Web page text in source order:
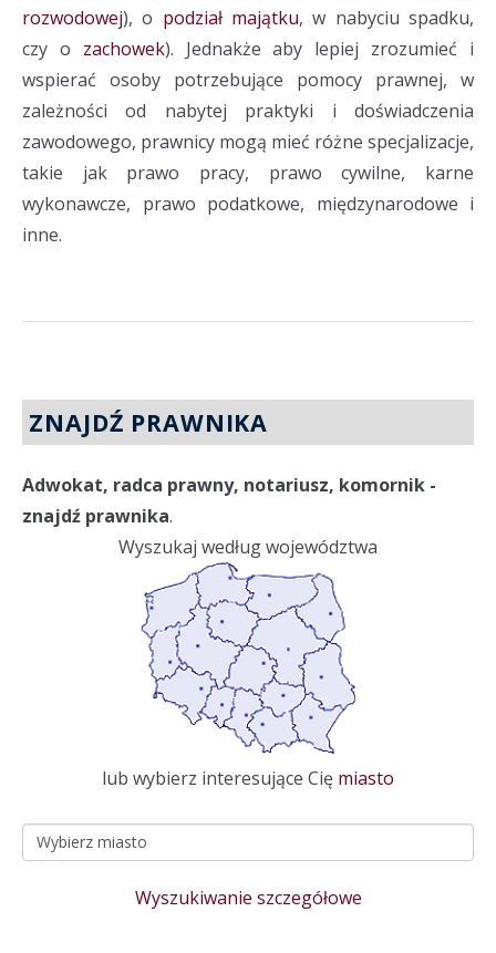
rozwodowej), o podział majątku, w nabyciu spadku,
czy o zachowek). Jednakże aby lepiej zrozumieć i
wspierać osoby potrzebujące pomocy prawnej, w
zależności od nabytej praktyki i doświadczenia
zawodowego, prawnicy mogą mieć różne specjalizacje,
takie jak prawo pracy, prawo cywilne, karne
wykonawcze, prawo podatkowe, międzynarodowe i
inne.
ZNAJDŹ PRAWNIKA
Adwokat, radca prawny, notariusz, komornik -
znajdź prawnika.
Wyszukaj według województwa
lub wybierz interesujące Cię miasto
Wyszukiwanie szczegółowe